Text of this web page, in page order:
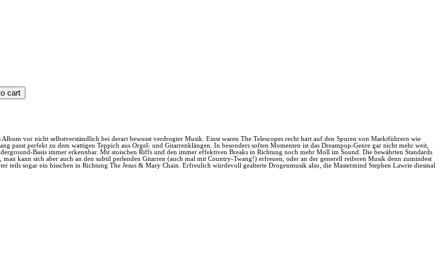
vor nicht selbstverständlich bei derart bewusst verdrogter Musik. Einst waren The Telescopes recht hart auf den Spuren von Marktführern wie
passt perfekt zu dem wattigen Teppich aus Orgel- und Gitarrenklängen. In besonders soften Momenten ist das Dreampop-Genre gar nicht mehr weit,
Basis immer erkennbar. Mit stoischen Riffs und den immer effektiven Breaks in Richtung noch mehr Moll im Sound. Die bewährten Standards
kann sich aber auch an den subtil perlenden Gitarren (auch mal mit Country-Twang!) erfreuen, oder an der generell reiferen Musik denn zumindest
sogar ein bisschen in Richtung The Jesus & Mary Chain. Erfreulich würdevoll gealterte Drogenmusik also, die Mastermind Stephen Lawrie diesmal